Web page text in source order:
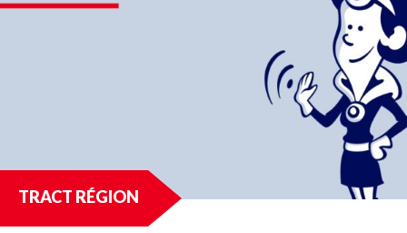
TRACT RÉGION